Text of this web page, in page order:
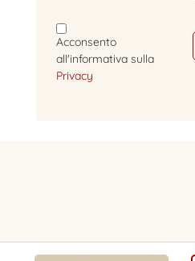
Acconsento
all'informativa sulla
Privacy